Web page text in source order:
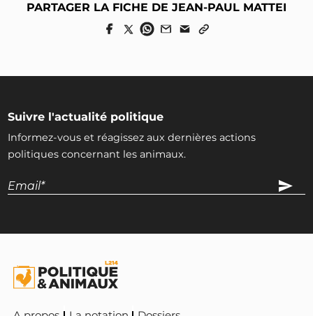
PARTAGER LA FICHE DE JEAN-PAUL MATTEI
Suivre l'actualité politique
Informez-vous et réagissez aux dernières actions
politiques concernant les animaux.